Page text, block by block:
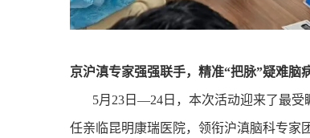
京沪滇专家强强联手，精准“把脉”疑难脑
5月 23 日 —24 日，本次活动迎来了最受
任亲临昆明康瑞医院，领衔沪滇脑科专家